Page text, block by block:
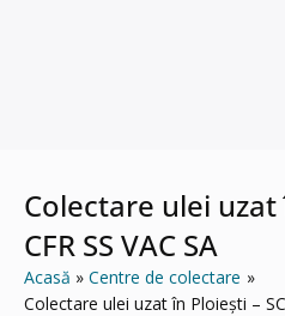
Colectare ulei uzat
CFR SS VAC SA
Acasă
Centre de colectare
Colectare ulei uzat în Ploiești – SC